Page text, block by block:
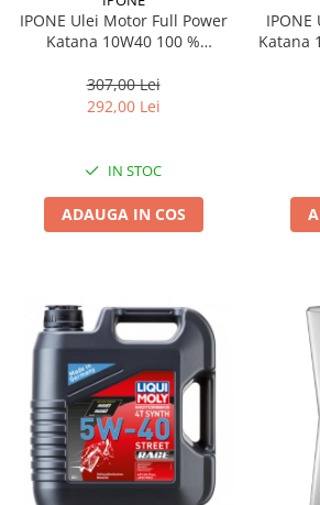
IPONE Ulei Motor Full Power
Katana 10W40 100 %
307,00 Lei
292,00 Lei
IN STOC
ADAUGA IN COS
Katana